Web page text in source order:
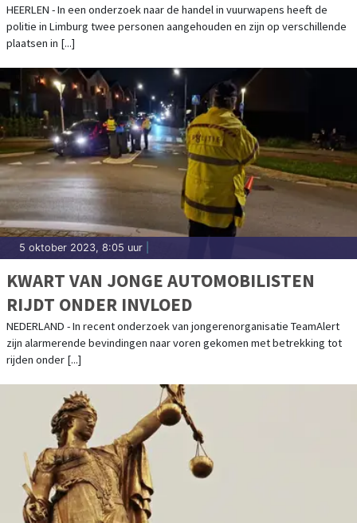
HEERLEN - In een onderzoek naar de handel in vuurwapens heeft de
politie in Limburg twee personen aangehouden en zijn op verschillende
plaatsen in [...]
5 oktober 2023, 8:05 uur
KWART VAN JONGE AUTOMOBILISTEN
RIJDT ONDER INVLOED
NEDERLAND - In recent onderzoek van jongerenorganisatie TeamAlert
zijn alarmerende bevindingen naar voren gekomen met betrekking tot
rijden onder [...]